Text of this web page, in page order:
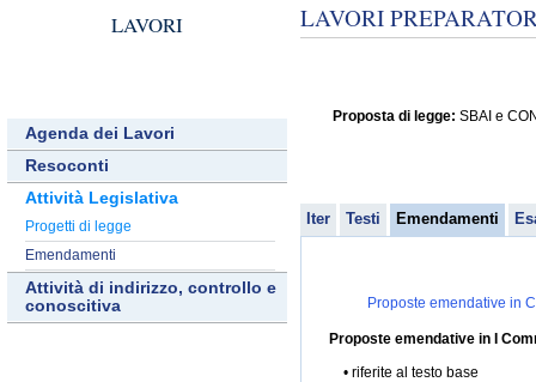
LAVORI
Agenda dei Lavori
Resoconti
Attività Legislativa
Progetti di legge
Emendamenti
Attività di indirizzo, controllo e
conoscitiva
LAVORI
Proposta di legge: SBAI e
Iter Testi Emendamenti
Proposte emendative in
Proposte emendative in I
riferite al testo base